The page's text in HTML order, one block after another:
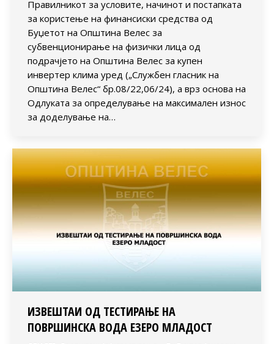
Правилникот за условите, начинот и постапката
за користење на финансиски средства од
Буџетот на Општина Велес за
субвенционирање на физички лица од
подрачјето на Општина Велес за купен
инвертер клима уред („Службен гласник на
Општина Велес“ бр.08/22,06/24), а врз основа на
Одлуката за определување на максимален износ
за доделување на…
ИЗВЕШТАИ ОД ТЕСТИРАЊЕ НА
ПОВРШИНСКА ВОДА ЕЗЕРО МЛАДОСТ